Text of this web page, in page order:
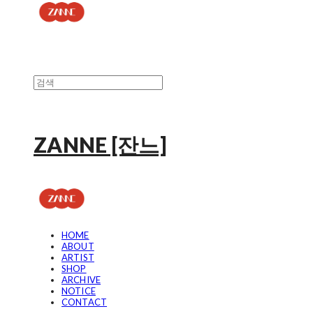
ZANNE [잔느]
HOME
ABOUT
ARTIST
SHOP
ARCHIVE
NOTICE
CONTACT